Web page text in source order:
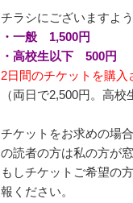
チラシにございますよ
・一般 1,500円
・高校生以下 500円
2日間のチケットを購入
（両日で2,500円。高
チケットをお求めの場
の読者の方は私の方が
もしチケットご希望の
報ください。